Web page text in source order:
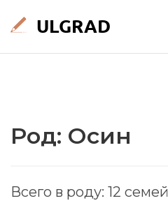
Род: Осин
Всего в роду: 12 семей